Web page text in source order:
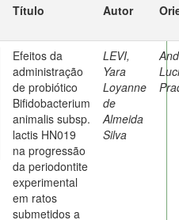
Título Autor
Efeitos da
administração
de probiótico
Bifidobacterium
animalis subsp.
lactis HN019
na progressão
da periodontite
experimental
em ratos
submetidos a
LEVI,
Yara
Loyanne
de
Almeida
Silva